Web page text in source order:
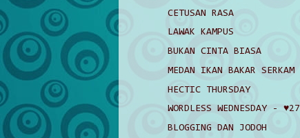
CETUSAN RASA
LAWAK KAMPUS
BUKAN CINTA BIASA
MEDAN IKAN BAKAR SERKAM
HECTIC THURSDAY
WORDLESS WEDNESDAY - ♥27
BLOGGING DAN JODOH